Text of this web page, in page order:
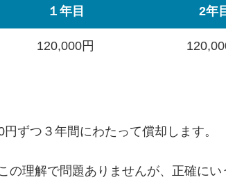
１年目 2年
120,000円
ずつ３年間にわたって償却します。
の理解で問題ありませんが、正確にい